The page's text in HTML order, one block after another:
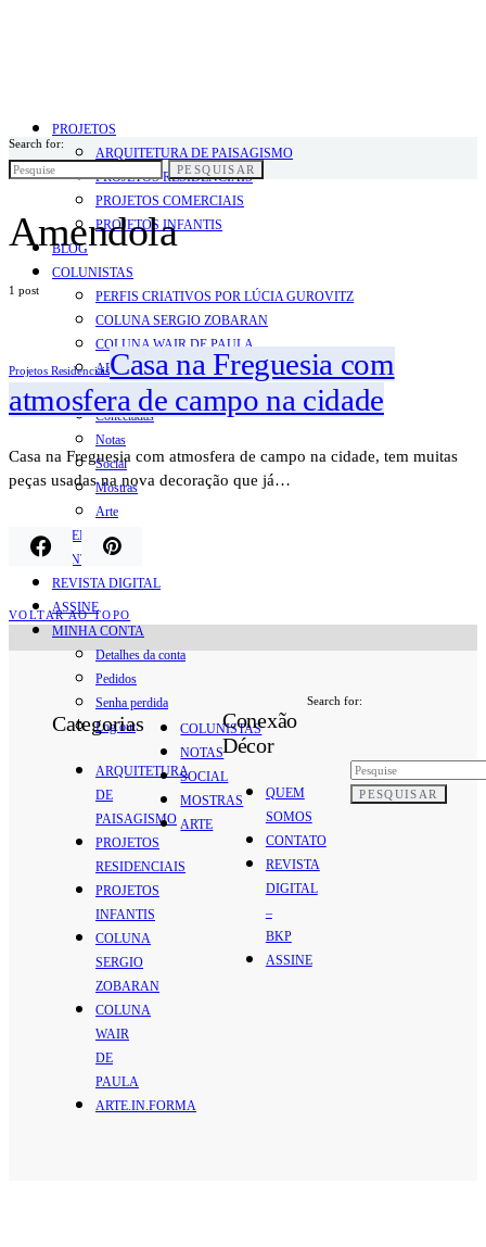
PROJETOS
ARQUITETURA DE PAISAGISMO
PROJETOS RESIDENCIAIS
PROJETOS COMERCIAIS
PROJETOS INFANTIS
BLOG
COLUNISTAS
PERFIS CRIATIVOS POR LÚCIA GUROVITZ
COLUNA SERGIO ZOBARAN
COLUNA WAIR DE PAULA
ARTE.IN.FORMA
CONEXÕES
Conectadas
Notas
Social
Mostras
Arte
QUEM SOMOS
CONTATO
REVISTA DIGITAL
ASSINE
MINHA CONTA
Detalhes da conta
Pedidos
Senha perdida
Log out
Search for:
PESQUISAR
Amendola
1 post
Projetos ResidenciaisCasa na Freguesia com
atmosfera de campo na cidade
Casa na Freguesia com atmosfera de campo na cidade, tem muitas
peças usadas na nova decoração que já…
VOLTAR AO TOPO
Categorias
ARQUITETURA
DE
PAISAGISMO
PROJETOS
RESIDENCIAIS
PROJETOS
INFANTIS
COLUNA
SERGIO
ZOBARAN
COLUNA
WAIR
DE
PAULA
ARTE.IN.FORMA
COLUNISTAS
NOTAS
SOCIAL
MOSTRAS
ARTE
Conexão
Décor
QUEM
SOMOS
CONTATO
REVISTA
DIGITAL
–
BKP
ASSINE
Search for:
PESQUISAR